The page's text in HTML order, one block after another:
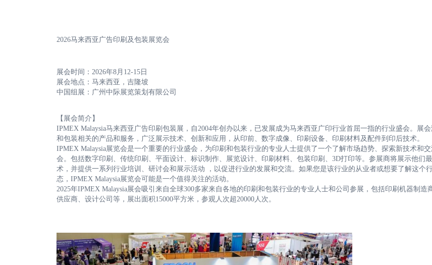
2026马来西亚广告印刷及包装展览会
展会时间：2026年8月12-15日
展会地点：马来西亚，吉隆坡
中国组展：广州中际展览策划有限公司
【展会简介】
IPMEX Malaysia马来西亚广告印刷包装展，自2004年创办以来，已发展成为马来西亚广印行业首屈一指的行业盛会。展
和包装相关的产品和服务，广泛展示技术、创新和应用，从印前、数字成像、印刷设备、印刷材料及配件到印后技术。
IPMEX Malaysia展览会是一个重要的行业盛会，为印刷和包装行业的专业人士提供了一个了解市场趋势、探索新技术和
会。包括数字印刷、传统印刷、平面设计、标识制作、展览设计、印刷材料、包装印刷、3D打印等。参展商将展示他们
术，并提供一系列行业培训、研讨会和展示活动 ，以促进行业的发展和交流。如果您是该行业的从业者或想要了解这个
态，IPMEX Malaysia展览会可能是一个值得关注的活动。
2025年IPMEX Malaysia展会吸引来自全球300多家来自各地的印刷和包装行业的专业人士和公司参展，包括印刷机器制造
供应商、设计公司等，展出面积15000平方米，参观人次超20000人次。